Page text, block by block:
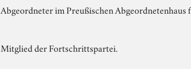
Abgeordneter im Preußischen
Mitglied der Fortschrittspartei.